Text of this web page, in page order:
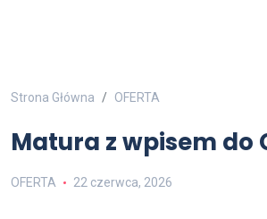
Strona Główna OFERTA
Matura z wpisem do
OFERTA 22 czerwca, 2026